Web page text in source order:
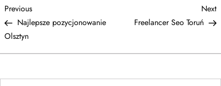
N
a
w
Previous
Post
Previous
Najlepsze pozycjonowanie
Olsztyn
Next
Freelancer Seo Toruń